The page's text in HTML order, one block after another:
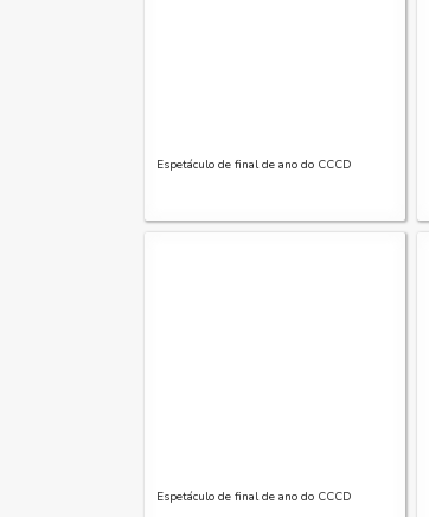
Espetáculo de final de ano do CCCD
Espetáculo de final de ano do CCCD